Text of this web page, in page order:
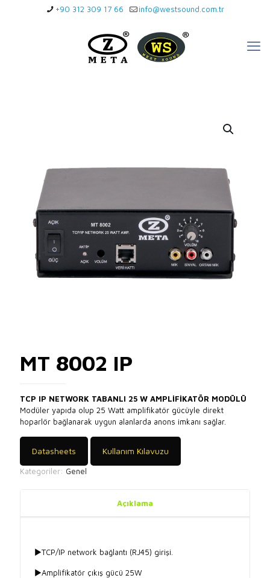
+90 312 309 17 66 info@westsound.com.tr
MT 8002 IP
TCP IP NETWORK TABANLI 25 W AMPLİFİKATÖR MODÜLÜ
Modüler yapıda olup 25 Watt amplifikatör gücüyle direkt
hoparlör bağlanarak uygun alanlarda anons imkanı sağlar.
Datasheets Kullanım Kılavuzu
Kategoriler: Genel
Açıklama
►TCP/IP network bağlantı (RJ45) girişi.
►Amplifikatör çıkış gücü 25W